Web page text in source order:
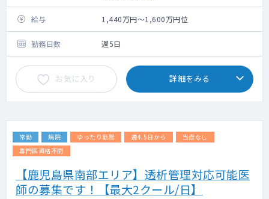
老健運営に関わる医師業務全般
給与
1,440万円～1,600万円位
勤務日数 週5日
お気に入り 詳細をみる
常勤 病院 ゆったり勤務 週4.5日から
当直なし
専門医資格不問
【鹿児島県南部エリア】透析管理対応可能医
師の募集です！【最大2クール/日】